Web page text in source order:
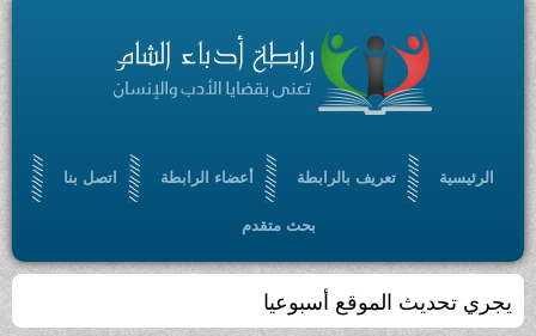
الرئيسية تعريف بالرابطة أعضاء الرابطة اتصل بنا
بحث متقدم
يجري تحديث الموقع أسبوعيا